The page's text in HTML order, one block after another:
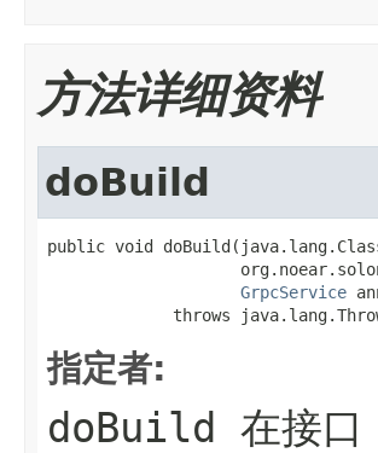
方法详细资料
doBuild
public void
GrpcService
throws
指定者:
doBuild 在接口